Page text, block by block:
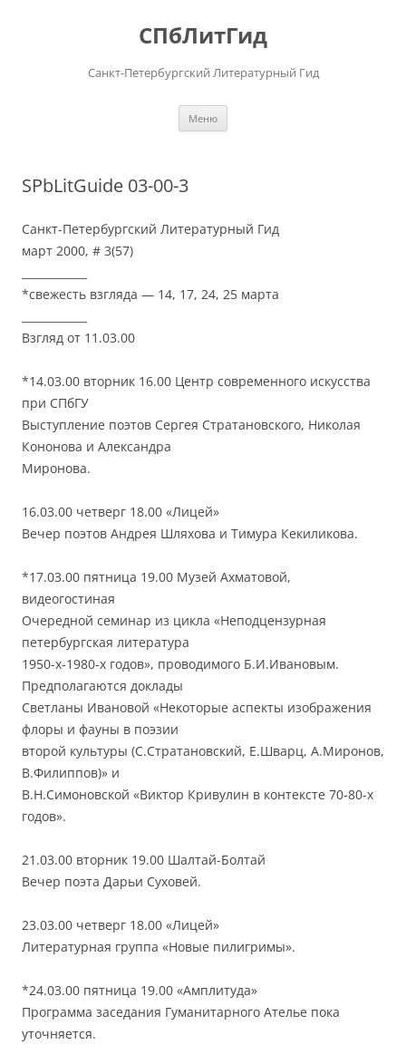
СПбЛитГид
Санкт-Петербургский Литературный Гид
Меню
SPbLitGuide 03-00-3
Санкт-Петербургский Литературный Гид
март 2000, # 3(57)
*свежесть взгляда — 14, 17, 24, 25 марта
Взгляд от 11.03.00
*14.03.00 вторник 16.00 Центр современного искусства
при СПбГУ
Выступление поэтов Сергея Стратановского, Николая
Кононова и Александра
Миронова.
16.03.00 четверг 18.00 «Лицей»
Вечер поэтов Андрея Шляхова и Тимура Кекиликова.
*17.03.00 пятница 19.00 Музей Ахматовой,
видеогостиная
Очередной семинар из цикла «Неподцензурная
петербургская литература
1950-х-1980-х годов», проводимого Б.И.Ивановым.
Предполагаются доклады
Светланы Ивановой «Некоторые аспекты изображения
флоры и фауны в поэзии
второй культуры (С.Стратановский, Е.Шварц, А.Миронов,
В.Филиппов)» и
В.Н.Симоновской «Виктор Кривулин в контексте 70-80-х
годов».
21.03.00 вторник 19.00 Шалтай-Болтай
Вечер поэта Дарьи Суховей.
23.03.00 четверг 18.00 «Лицей»
Литературная группа «Новые пилигримы».
*24.03.00 пятница 19.00 «Амплитуда»
Программа заседания Гуманитарного Ателье пока
уточняется.